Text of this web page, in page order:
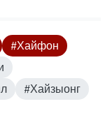
#Хайфон
#Хайзыонг